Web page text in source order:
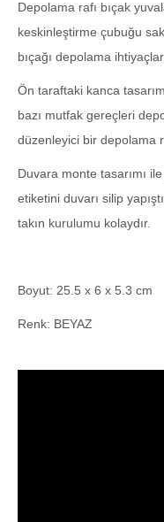
Depolama rafı bıçak
keskinleştirme çubuğu
bıçağı depolama
Ön taraftaki kanca
bazı mutfak gereçleri
düzenleyici bir depolama
Duvara monte tasarımı
etiketini duvarı silip
takın kurulumu kolaydır.
Boyut: 25.5 x 6 x 5.3 cm
Renk: BEYAZ